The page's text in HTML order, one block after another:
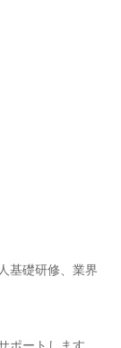
基礎研修、業界